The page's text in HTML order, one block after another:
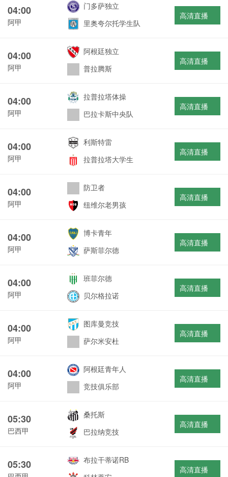
04:00
阿甲
门多萨独立
里奥夸尔托学生队
高清直播
04:00
阿甲
阿根廷独立
普拉腾斯
高清直播
04:00
阿甲
拉普拉塔体操
巴拉卡斯中央队
高清直播
04:00
阿甲
利斯特雷
拉普拉塔大学生
高清直播
04:00
阿甲
防卫者
纽维尔老男孩
高清直播
04:00
阿甲
博卡青年
萨斯菲尔德
高清直播
04:00
阿甲
班菲尔德
贝尔格拉诺
高清直播
04:00
阿甲
图库曼竞技
萨尔米安杜
高清直播
04:00
阿甲
阿根廷青年人
竞技俱乐部
高清直播
05:30
巴西甲
桑托斯
巴拉纳竞技
高清直播
05:30
布拉干蒂诺RB
高清直播